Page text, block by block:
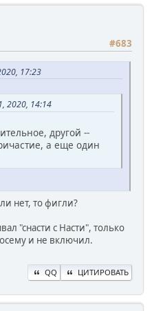
#683
17:23
2020, 14:14
другой --
а еще один
нет, то фигли?
"снасти с Насти", только
и не включил.
QQ ЦИТИРОВАТЬ